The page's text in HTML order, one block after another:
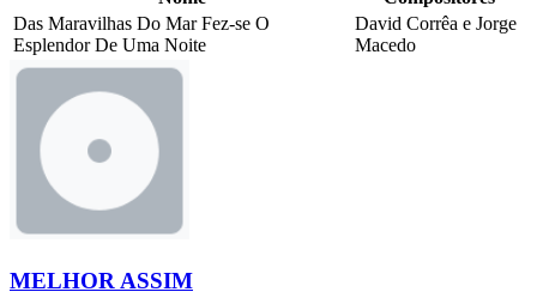
Das Maravilhas Do Mar Fez-se O
Esplendor De Uma Noite
David Corrêa e Jorge
Macedo
MELHOR ASSIM